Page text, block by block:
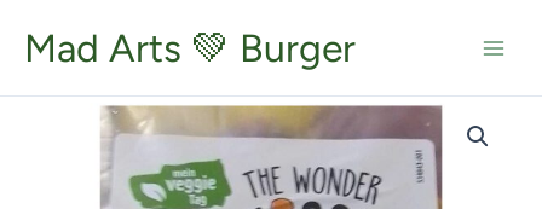
Inhalt
springen
Mad Arts 💚 Burger